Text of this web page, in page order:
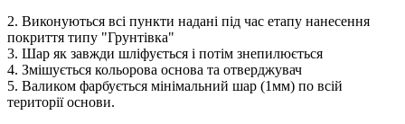
2. Виконуються всі пункти надані під час етапу нанесення
покриття типу "Грунтівка"
3. Шар як завжди шліфується і потім знепилюється
4. Змішується кольорова основа та отверджувач
5. Валиком фарбується мінімальний шар (1мм) по всій
території основи.